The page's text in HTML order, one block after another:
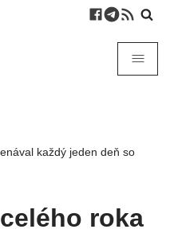
každý jeden deň so
roka